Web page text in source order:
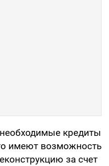
кредиты
имеют возможность
за счет